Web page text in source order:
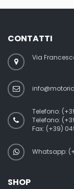
CONTATTI
Via
Telefono:
Telefono:
Fax: (+39)
Whatsapp:
SHOP